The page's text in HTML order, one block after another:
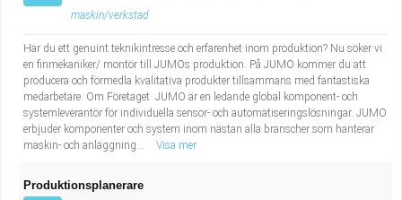
maskin/verkstad
Har du ett genuint teknikintresse och erfarenhet inom produktion? Nu söker vi
en finmekaniker/ montör till JUMOs produktion. På JUMO kommer du att
producera och förmedla kvalitativa produkter tillsammans med fantastiska
medarbetare. Om Företaget JUMO är en ledande global komponent- och
systemleverantör för individuella sensor- och automatiseringslösningar. JUMO
erbjuder komponenter och system inom nästan alla branscher som hanterar
maskin- och anläggning...
Visa mer
Produktionsplanerare